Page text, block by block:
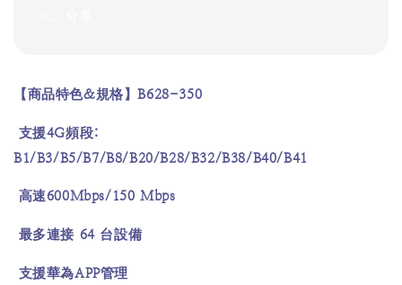
【商品特色&規格】B628-350
支援4G頻段:
B1/B3/B5/B7/B8/B20/B28/B32/B38/B40/B41
高速600Mbps/150 Mbps
最多連接 64 台設備
支援華為APP管理